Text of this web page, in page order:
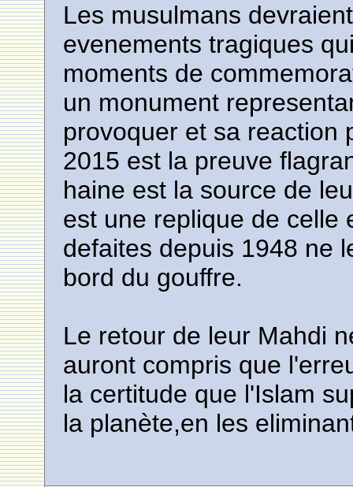
Les musulmans
evenements tragiques
moments de
un monument
provoquer et sa reaction
2015 est la preuve
haine est la source de
est une replique de celle
defaites depuis 1948 ne
bord du gouffre.
Le retour de leur Mahdi
auront compris que
la certitude que l'Islam
la planète,en les